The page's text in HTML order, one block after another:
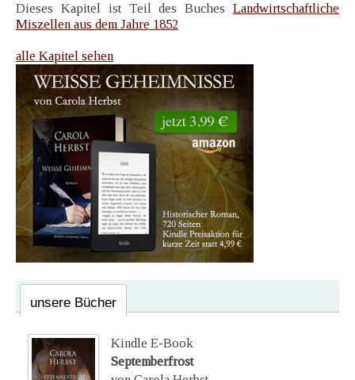
Dieses Kapitel ist Teil des Buches Landwirtschaftliche
Miszellen aus dem Jahre 1852
alle Kapitel sehen
unsere Bücher
Kindle E-Book
Septemberfrost